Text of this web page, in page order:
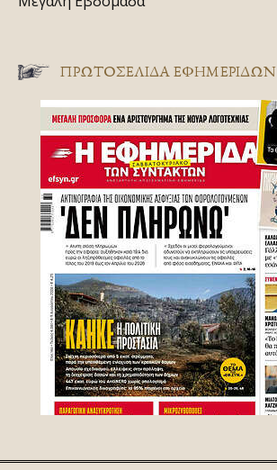
ΠΡΩΤΟΣΈΛΙΔΑ ΕΦΗΜΕΡΊΔΩΝ